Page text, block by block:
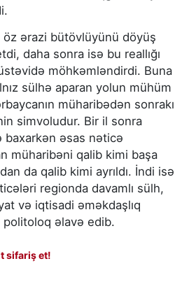
ərazi bütövlüyünü döyüş
daha sonra isə bu reallığı
möhkəmləndirdi. Buna
sülhə aparan yolun mühüm
müharibədən sonrakı
simvoludur. Bir il sonra
baxarkən əsas nəticə
müharibəni qalib kimi başa
da qalib kimi ayrıldı. İndi isə
regionda davamlı sülh,
və iqtisadi əməkdaşlıq
əlavə edib.
sifariş et!